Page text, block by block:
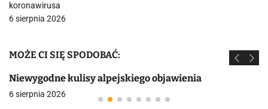
koronawirusa
6 sierpnia 2026
MOŻE CI SIĘ SPODOBAĆ:
Niewygodne kulisy alpejskiego objawienia
6 sierpnia 2026